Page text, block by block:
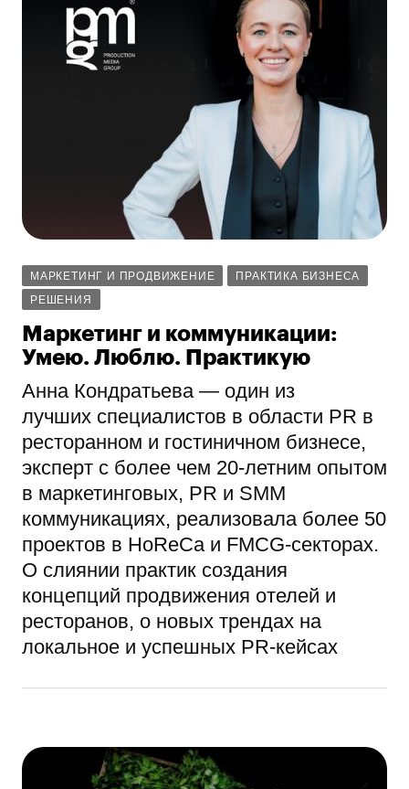
МАРКЕТИНГ И ПРОДВИЖЕНИЕ
ПРАКТИКА БИЗНЕСА
РЕШЕНИЯ
Маркетинг и коммуникации:
Умею. Люблю. Практикую
Анна Кондратьева — один из
лучших специалистов в области PR в
ресторанном и гостиничном бизнесе,
эксперт с более чем 20-летним опытом
в маркетинговых, PR и SMM
коммуникациях, реализовала более 50
проектов в HoReCa и FMCG-секторах.
О слиянии практик создания
концепций продвижения отелей и
ресторанов, о новых трендах на
локальное и успешных PR-кейсах